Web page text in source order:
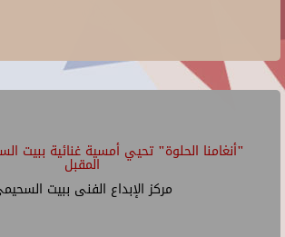
"أنغامنا الحلوة" تحيي أمسية غنائية ببيت
المقبل
مركز الإبداع الفنى ببيت